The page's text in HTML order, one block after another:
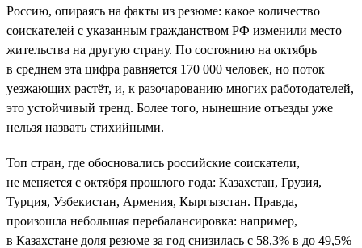
Россию, опираясь на факты из резюме: какое количество
соискателей с указанным гражданством РФ изменили место
жительства на другую страну. По состоянию на октябрь
в среднем эта цифра равняется 170 000 человек, но поток
уезжающих растёт, и, к разочарованию многих работодателей,
это устойчивый тренд. Более того, нынешние отъезды уже
нельзя назвать стихийными.
Топ стран, где обосновались российские соискатели,
не меняется с октября прошлого года: Казахстан, Грузия,
Турция, Узбекистан, Армения, Кыргызстан. Правда,
произошла небольшая перебалансировка: например,
в Казахстане доля резюме за год снизилась с 58,3% в до 49,5%